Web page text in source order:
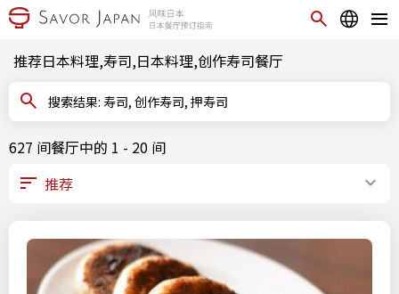
推荐日本料理,寿司,日本料理,创作寿司餐厅
搜索结果: 寿司, 创作寿司, 押寿司
627 间餐厅中的 1 - 20 间